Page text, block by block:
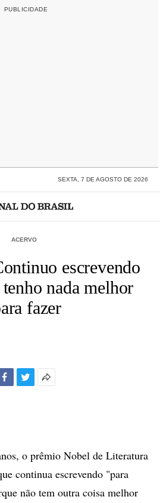
SEXTA, 7 DE AGOSTO DE 2026
ACERVO
escrevendo
nada melhor
fazer
o prêmio Nobel de Literatura
continua escrevendo "para
não tem outra coisa melhor